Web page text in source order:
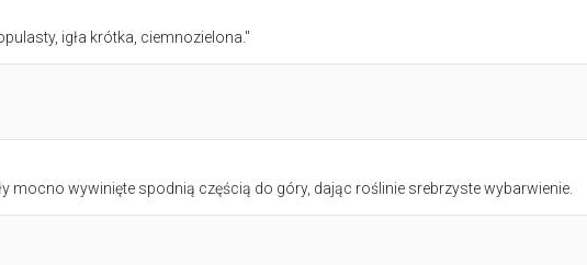
igła krótka, ciemnozielona."
mocno wywinięte spodnią częścią do góry, dając roślinie srebrzyste wybarwienie.